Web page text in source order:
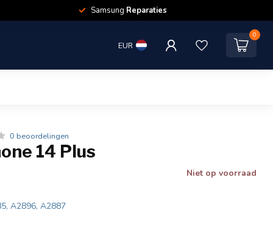
Samsung Reparaties
EUR
0
0 beoordelingen
14 Plus
Niet op voorraad
A2896, A2887